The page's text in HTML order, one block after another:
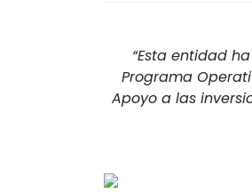
“Esta entidad
Programa
Apoyo a las